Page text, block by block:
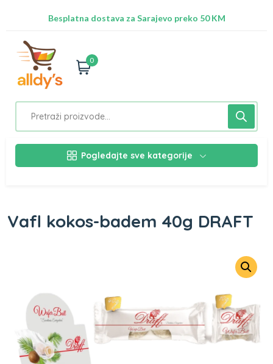
Besplatna dostava za Sarajevo preko 50 KM
0
Pogledajte sve kategorije
Vafl kokos-badem 40g DRAFT